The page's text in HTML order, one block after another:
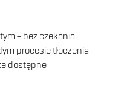
– bez czekania
procesie tłoczenia
dostępne